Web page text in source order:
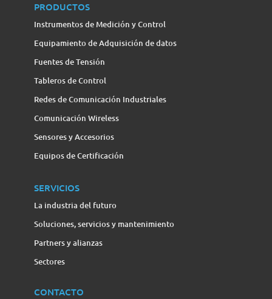
PRODUCTOS
Instrumentos de Medición y Control
Equipamiento de Adquisición de datos
Fuentes de Tensión
Tableros de Control
Redes de Comunicación Industriales
Comunicación Wireless
Sensores y Accesorios
Equipos de Certificación
SERVICIOS
La industria del futuro
Soluciones, servicios y mantenimiento
Partners y alianzas
Sectores
CONTACTO